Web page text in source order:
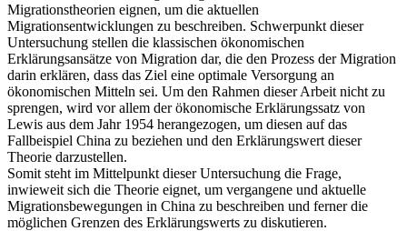
Migrationstheorien eignen, um die aktuellen
Migrationsentwicklungen zu beschreiben. Schwerpunkt dieser
Untersuchung stellen die klassischen ökonomischen
Erklärungsansätze von Migration dar, die den Prozess der Migration
darin erklären, dass das Ziel eine optimale Versorgung an
ökonomischen Mitteln sei. Um den Rahmen dieser Arbeit nicht zu
sprengen, wird vor allem der ökonomische Erklärungssatz von
Lewis aus dem Jahr 1954 herangezogen, um diesen auf das
Fallbeispiel China zu beziehen und den Erklärungswert dieser
Theorie darzustellen.
Somit steht im Mittelpunkt dieser Untersuchung die Frage,
inwieweit sich die Theorie eignet, um vergangene und aktuelle
Migrationsbewegungen in China zu beschreiben und ferner die
möglichen Grenzen des Erklärungswerts zu diskutieren.